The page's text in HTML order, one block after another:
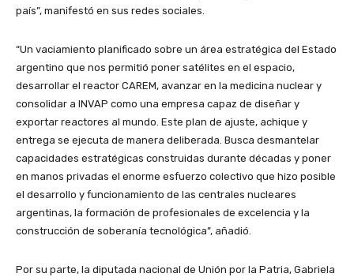
país”, manifestó en sus redes sociales.
“Un vaciamiento planificado sobre un área estratégica del Estado
argentino que nos permitió poner satélites en el espacio,
desarrollar el reactor CAREM, avanzar en la medicina nuclear y
consolidar a INVAP como una empresa capaz de diseñar y
exportar reactores al mundo. Este plan de ajuste, achique y
entrega se ejecuta de manera deliberada. Busca desmantelar
capacidades estratégicas construidas durante décadas y poner
en manos privadas el enorme esfuerzo colectivo que hizo posible
el desarrollo y funcionamiento de las centrales nucleares
argentinas, la formación de profesionales de excelencia y la
construcción de soberanía tecnológica”, añadió.
Por su parte, la diputada nacional de Unión por la Patria, Gabriela